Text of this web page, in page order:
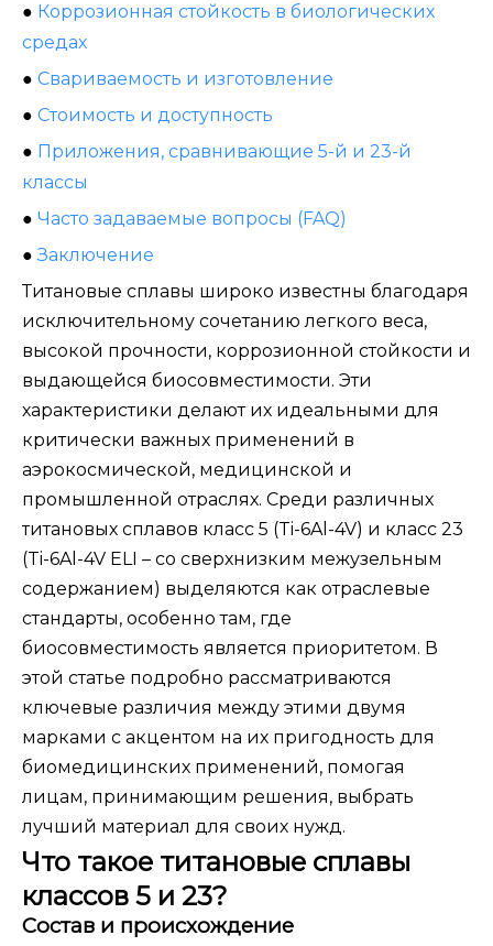
● Коррозионная стойкость в биологических
средах
● Свариваемость и изготовление
● Стоимость и доступность
● Приложения, сравнивающие 5-й и 23-й
классы
● Часто задаваемые вопросы (FAQ)
●Заключение
Титановые сплавы широко известны благодаря
исключительному сочетанию легкого веса,
высокой прочности, коррозионной стойкости и
выдающейся биосовместимости. Эти
характеристики делают их идеальными для
критически важных применений в
аэрокосмической, медицинской и
промышленной отраслях. Среди различных
титановых сплавов класс 5 (Ti-6Al-4V) и класс 23
(Ti-6Al-4V ELI – со сверхнизким межузельным
содержанием) выделяются как отраслевые
стандарты, особенно там, где
биосовместимость является приоритетом. В
этой статье подробно рассматриваются
ключевые различия между этими двумя
марками с акцентом на их пригодность для
биомедицинских применений, помогая
лицам, принимающим решения, выбрать
лучший материал для своих нужд.
Что такое титановые сплавы
классов 5 и 23?
Состав и происхождение